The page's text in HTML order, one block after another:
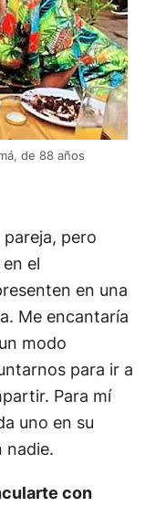
de 88 años
pero
el
en una
Me encantaría
modo
para ir a
Para mí
uno en su
nadie.
con